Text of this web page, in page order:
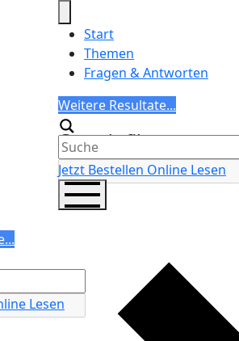
Start
Themen
Fragen & Antworten
Search
Weitere Resultate...
Generic filters
Jetzt Bestellen Online Lesen
Lesen